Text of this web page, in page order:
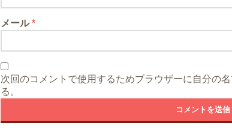
メール*
次回のコメントで使用するためブラウザーに自分の
る。